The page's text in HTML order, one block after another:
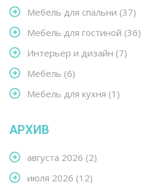
Мебель для спальни (37)
Мебель для гостиной (36)
Интерьер и дизайн (7)
Мебель (6)
Мебель для кухня (1)
АРХИВ
августа 2026 (2)
июля 2026 (12)